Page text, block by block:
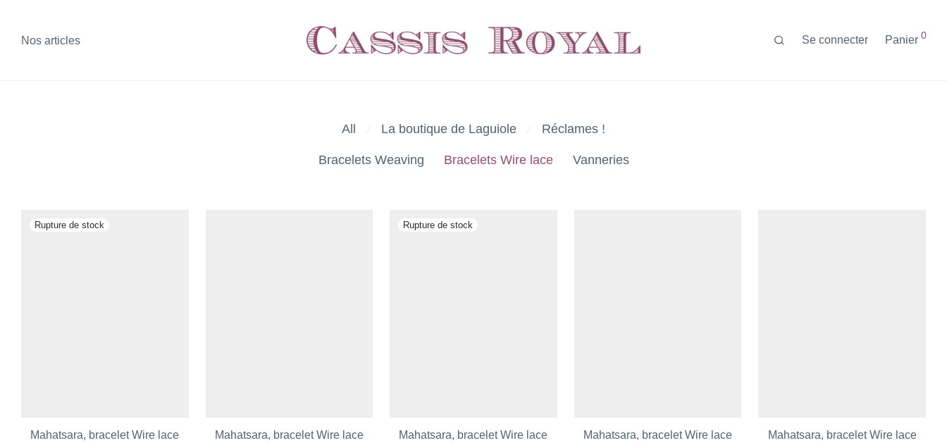
Nos articles Se connecter Panier 0
All La boutique de Laguiole Réclames !
Bracelets Weaving Bracelets Wire lace Vanneries
Mahatsara, bracelet Wire lace
Mahatsara, bracelet Wire lace
Mahatsara, bracelet Wire lace
Mahatsara, bracelet Wire lace
Mahatsara, bracelet Wire lace